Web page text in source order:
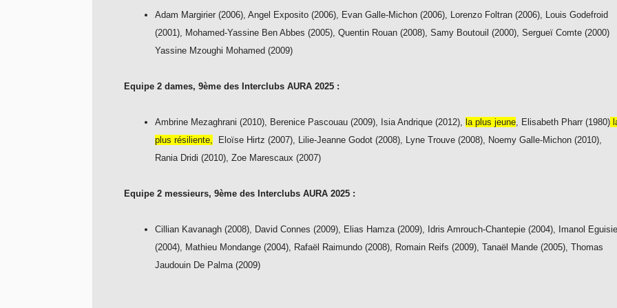
Adam Margirier (2006), Angel Exposito (2006), Evan Galle-Michon (2006), Lorenzo Foltran (2006), Louis Godefroid
(2001), Mohamed-Yassine Ben Abbes (2005), Quentin Rouan (2008), Samy Boutouil (2000), Sergueï Comte (2000)
Yassine Mzoughi Mohamed (2009)
Equipe 2 dames, 9èmedes Interclubs AURA 2025 :
Ambrine Mezaghrani (2010), Berenice Pascouau (2009), Isia Andrique (2012),la plus jeune , Elisabeth Pharr (1980)
plus résiliente,
Eloïse Hirtz (2007), Lilie-Jeanne Godot (2008), Lyne Trouve (2008), Noemy Galle-Michon (2010),
Rania Dridi (2010), Zoe Marescaux (2007)
Equipe 2 messieurs,9èmedes Interclubs AURA 2025 :
Cillian Kavanagh (2008), David Connes (2009), Elias Hamza (2009), Idris Amrouch-Chantepie (2004), Imanol
(2004), Mathieu Mondange (2004), Rafaël Raimundo (2008), Romain Reifs (2009), Tanaël Mande (2005), Thomas
Jaudouin De Palma (2009)